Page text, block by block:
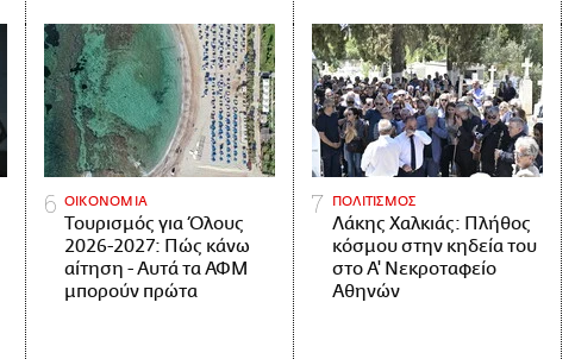
ΟΙΚΟΝΟΜΙΑ
Τουρισμός για Όλους
2026-2027: Πώς κάνω
αίτηση - Αυτά τα ΑΦΜ
μπορούν πρώτα
ΠΟΛΙΤΙΣΜΟΣ
Λάκης Χαλκιάς: Πλήθος
κόσμου στην κηδεία του
στο Α' Νεκροταφείο
Αθηνών